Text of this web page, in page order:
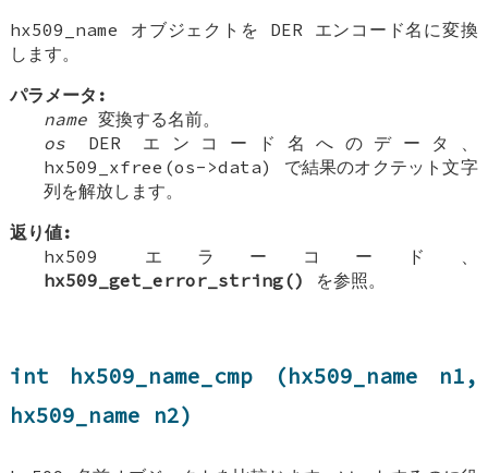
hx509_name オブジェクトを DER エンコード名に変換
します。
パラメータ:
name 変換する名前。
os DER エンコード名へのデータ、
hx509_xfree(os->data) で結果のオクテット文字
列を解放します。
返り値:
hx509 エラーコード、
hx509_get_error_string()
を参照。
int hx509_name_cmp (hx509_name n1,
hx509_name n2)